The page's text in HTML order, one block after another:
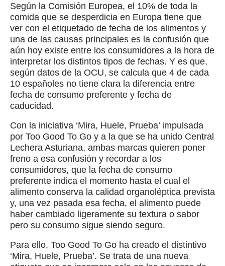
Según la Comisión Europea, el 10% de toda la
comida que se desperdicia en Europa tiene que
ver con el etiquetado de fecha de los alimentos y
una de las causas principales es la confusión que
aún hoy existe entre los consumidores a la hora de
interpretar los distintos tipos de fechas. Y es que,
según datos de la OCU, se calcula que 4 de cada
10 españoles no tiene clara la diferencia entre
fecha de consumo preferente y fecha de
caducidad.
Con la iniciativa ‘Mira, Huele, Prueba’ impulsada
por Too Good To Go y a la que se ha unido Central
Lechera Asturiana, ambas marcas quieren poner
freno a esa confusión y recordar a los
consumidores, que la fecha de consumo
preferente indica el momento hasta el cual el
alimento conserva la calidad organoléptica prevista
y, una vez pasada esa fecha, el alimento puede
haber cambiado ligeramente su textura o sabor
pero su consumo sigue siendo seguro.
Para ello, Too Good To Go ha creado el distintivo
‘Mira, Huele, Prueba’. Se trata de una nueva